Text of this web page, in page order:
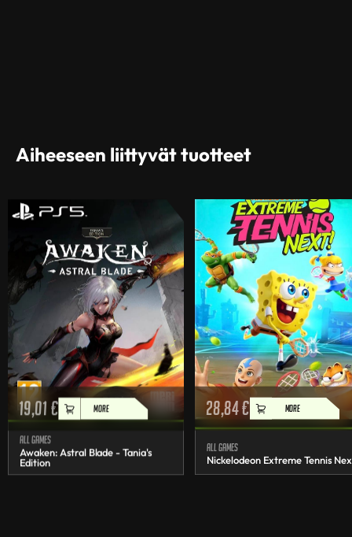
Aiheeseen liittyvät tuotteet
19,01€ MORE
All games
Awaken: Astral Blade - Tania's
Edition
28,84€ MORE
All games
Nickelodeon Extreme Tennis